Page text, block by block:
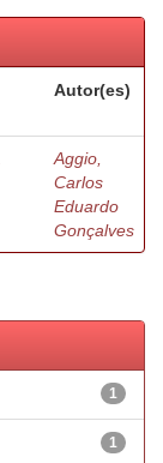
Autor(es)
Aggio,
Carlos
Eduardo
Gonçalves
1
1